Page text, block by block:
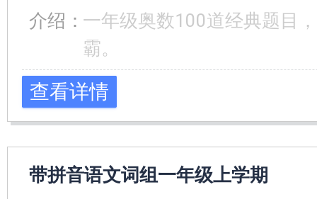
介绍：一年级奥数100道经典题目
霸。
查看详情
带拼音语文词组一年级上学期